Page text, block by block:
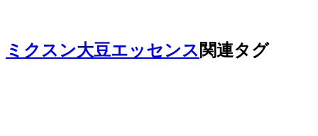
ミクスン大豆エッセンス 関連タグ